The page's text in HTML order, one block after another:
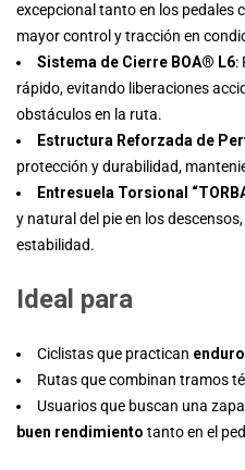
excepcional tanto en los pedales
mayor control y tracción en
Sistema de Cierre BOA® L6:
rápido, evitando liberaciones
obstáculos en la ruta.
Estructura Reforzada de
protección y durabilidad,
Entresuela Torsional
y natural del pie en los
estabilidad.
Ideal para
Ciclistas que practican
Rutas que combinan tramos
Usuarios que buscan una
buen rendimiento tanto en el